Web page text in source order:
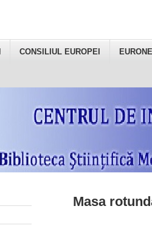
CONSILIUL EUROPEI
Masa